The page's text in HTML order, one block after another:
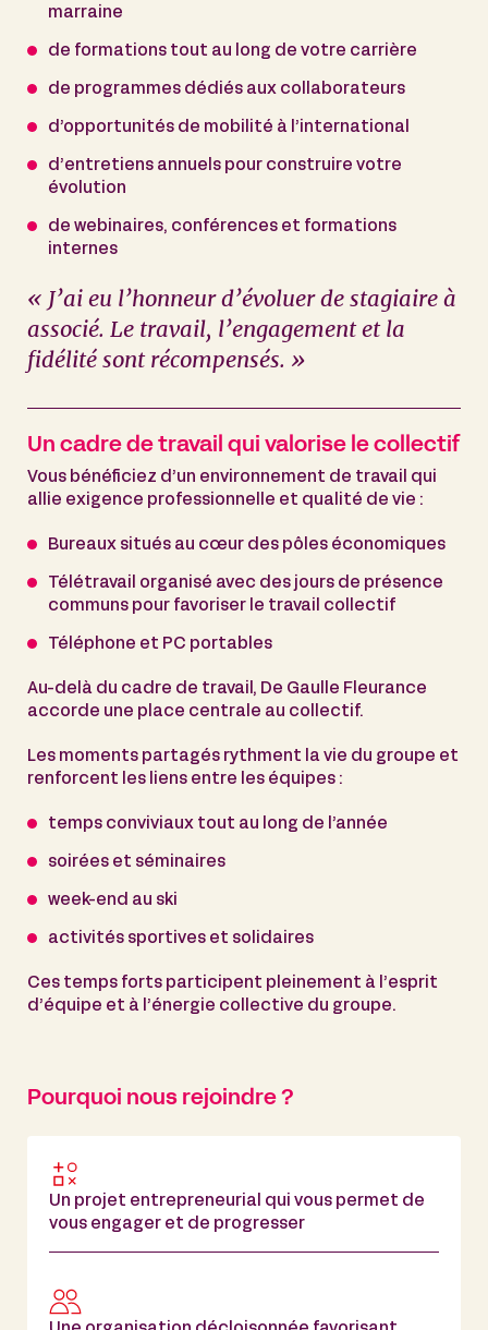
marraine
de formations tout au long de votre carrière
de programmes dédiés aux collaborateurs
d’opportunités de mobilité à l’international
d’entretiens annuels pour construire votre
évolution
de webinaires, conférences et formations
internes
« J’ai eu l’honneur d’évoluer de stagiaire à
associé. Le travail, l’engagement et la
fidélité sont récompensés. »
Un cadre de travail qui valorise le collectif
Vous bénéficiez d’un environnement de travail qui
allie exigence professionnelle et qualité de vie :
Bureaux situés au cœur des pôles économiques
Télétravail organisé avec des jours de présence
communs pour favoriser le travail collectif
Téléphone et PC portables
Au-delà du cadre de travail, De Gaulle Fleurance
accorde une place centrale au collectif.
Les moments partagés rythment la vie du groupe et
renforcent les liens entre les équipes :
temps conviviaux tout au long de l’année
soirées et séminaires
week-end au ski
activités sportives et solidaires
Ces temps forts participent pleinement à l’esprit
d’équipe et à l’énergie collective du groupe.
Pourquoi nous rejoindre ?
Un projet entrepreneurial qui vous permet de
vous engager et de progresser